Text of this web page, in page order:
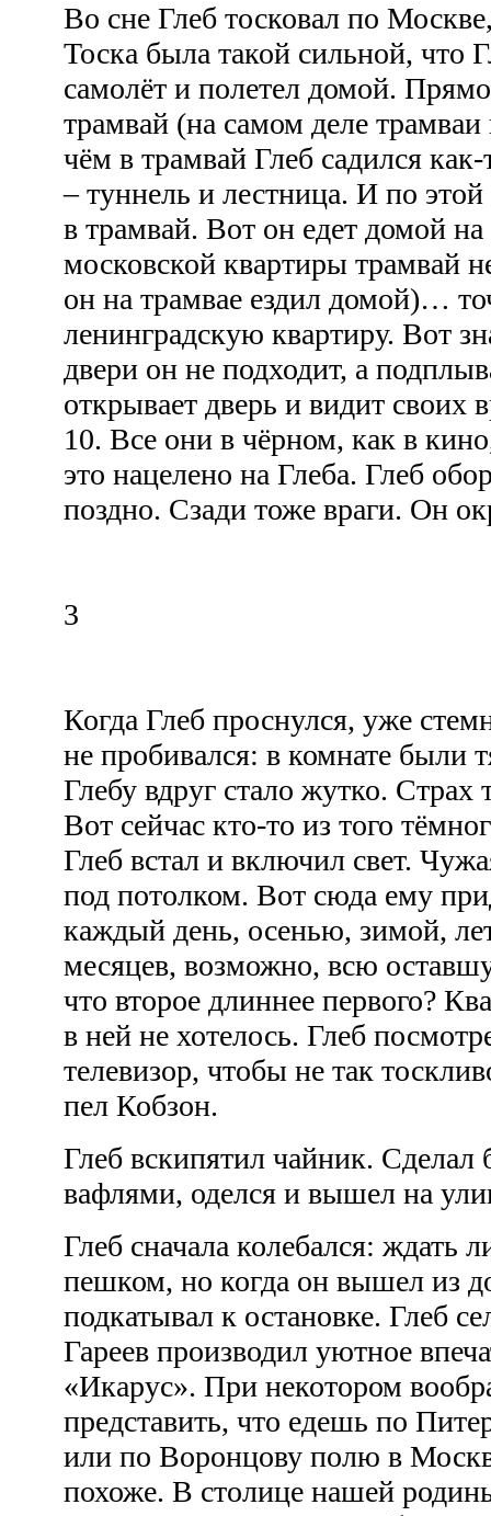
Во сне Глеб тосковал по
Тоска была такой сильной, что
самолёт и полетел домой.
трамвай (на самом деле
чём в трамвай Глеб садился
– туннель и лестница. И по
в трамвай. Вот он едет домой на
московской квартиры трамвай
он на трамвае ездил домой)…
ленинградскую квартиру. Вот
двери он не подходит, а
открывает дверь и видит своих
10. Все они в чёрном, как в
это нацелено на Глеба. Глеб
поздно. Сзади тоже враги. Он
3
Когда Глеб проснулся, уже
не пробивался: в комнате были
Глебу вдруг стало жутко. Страх
Вот сейчас кто-то из того
Глеб встал и включил свет.
под потолком. Вот сюда ему
каждый день, осенью, зимой,
месяцев, возможно, всю
что второе длиннее первого?
в ней не хотелось. Глеб
телевизор, чтобы не так
пел Кобзон.
Глеб вскипятил чайник. Сделал
вафлями, оделся и вышел на
Глеб сначала колебался: ждать
пешком, но когда он вышел из
подкатывал к остановке. Глеб
Гареев производил уютное
«Икарус». При некотором
представить, что едешь по
или по Воронцову полю в
похоже. В столице нашей